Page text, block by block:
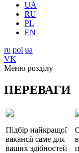
UA
RU
PL
EN
ru pol ua
VK
Меню розділу
ПЕРЕВАГИ
Підбір найкращої
вакансії саме для
ваших здібностей